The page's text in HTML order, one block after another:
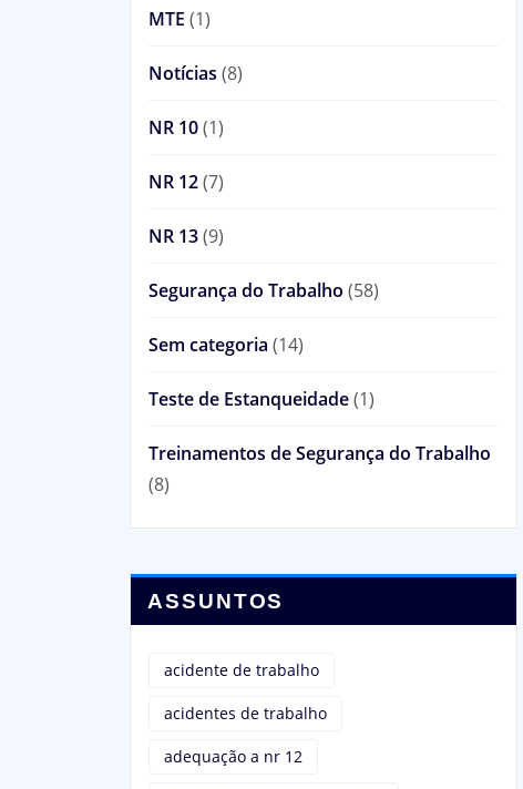
MTE (1)
Notícias (8)
NR 10(1)
NR 12(7)
NR 13(9)
Segurança do Trabalho (58)
Sem categoria (14)
Teste de Estanqueidade(1)
Treinamentos de Segurança do Trabalho
(8)
ASSUNTOS
acidente de trabalho
acidentes de trabalho
adequação a nr 12